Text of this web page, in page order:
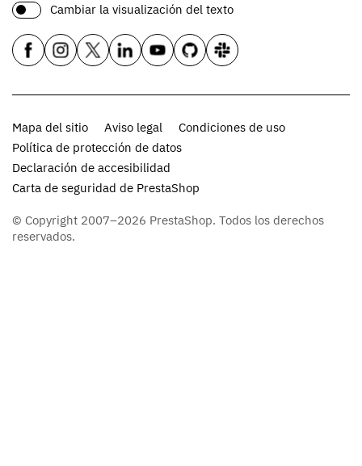
Cambiar la visualización del texto
Mapa del sitio Aviso legal
Condiciones de uso
Política de protección de datos
Declaración de accesibilidad
Carta de seguridad de PrestaShop
© Copyright 2007–2026 PrestaShop. Todos los derechos
reservados.